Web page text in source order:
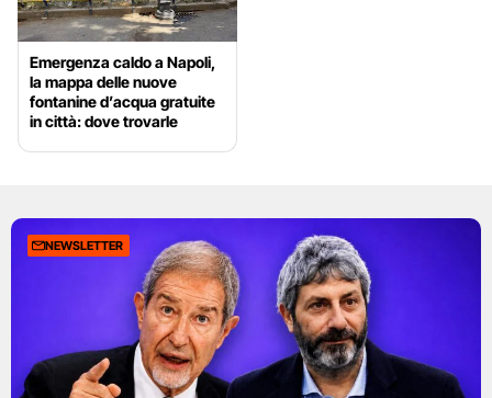
Emergenza caldo a Napoli,
la mappa delle nuove
fontanine d’acqua gratuite
in città: dove trovarle
NEWSLETTER